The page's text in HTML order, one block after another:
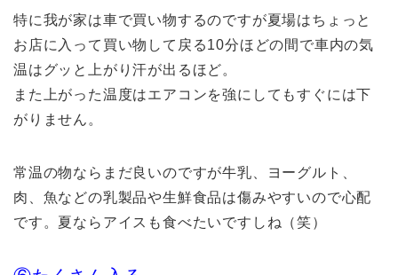
特に我が家は車で買い物するのですが夏場はちょっと
お店に入って買い物して戻る10分ほどの間で車内の気
温はグッと上がり汗が出るほど。
また上がった温度はエアコンを強にしてもすぐには下
がりません。
常温の物ならまだ良いのですが牛乳、ヨーグルト、
肉、魚などの乳製品や生鮮食品は傷みやすいので心配
です。夏ならアイスも食べたいですしね（笑）